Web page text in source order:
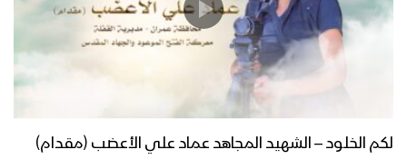
لكم الخلود – الشهيد المجاهد عماد علي الأعضب (مقدام)